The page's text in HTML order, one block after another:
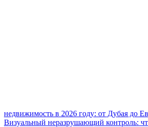
недвижимость в 2026 году: от Дубая до
Визуальный неразрушающий контроль: